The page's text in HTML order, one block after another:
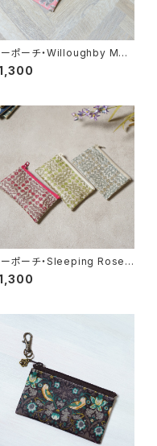
ーポーチ・Willoughby Mew
バティラミネート生地
ーポーチ・Sleeping Rose
ティラミネート生地